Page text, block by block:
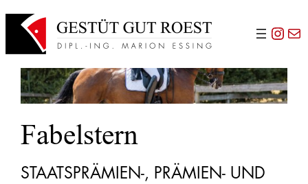
Zum
Inhalt
springen
E-
Fabelstern
STAATSPRÄMIEN-, PRÄMIEN- UND